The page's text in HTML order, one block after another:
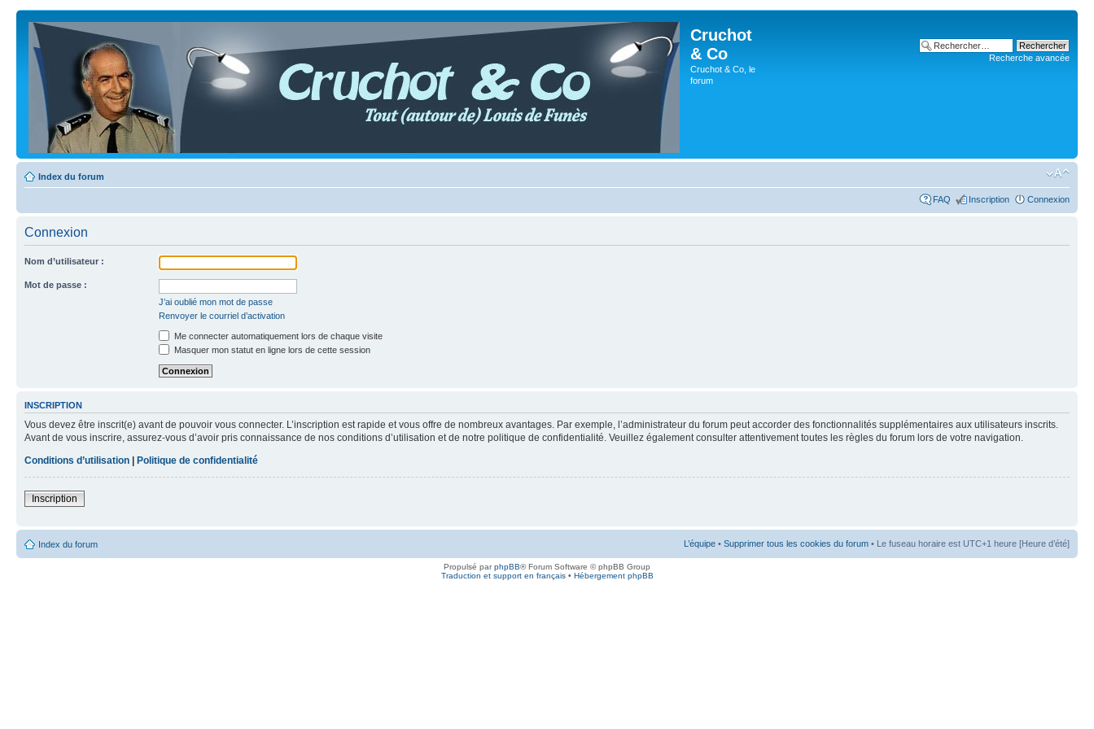
Cruchot
& Co
Cruchot & Co, le
forum
Recherche avancée
Index du forum
FAQ Inscription Connexion
Connexion
Nom d’utilisateur :
Mot de passe :
J’ai oublié mon mot de passe
Renvoyer le courriel d’activation
Me connecter automatiquement lors de chaque visite
Masquer mon statut en ligne lors de cette session
INSCRIPTION
Vous devez être inscrit(e) avant de pouvoir vous connecter. L’inscription est rapide et vous offre de nombreux avantages. Par exemple, l’administrateur du forum peut accorder des fonctionnalités supplémentaires aux utilisateurs inscrits.
Avant de vous inscrire, assurez-vous d’avoir pris connaissance de nos conditions d’utilisation et de notre politique de confidentialité. Veuillez également consulter attentivement toutes les règles du forum lors de votre navigation.
Conditions d’utilisation | Politique de confidentialité
Inscription
Index du forum L’équipe • Supprimer tous les cookies du forum • Le fuseau horaire est UTC+1 heure [Heure d’été]
Propulsé parphpBB® Forum Software © phpBB Group
Traduction et support en français• Hébergement phpBB